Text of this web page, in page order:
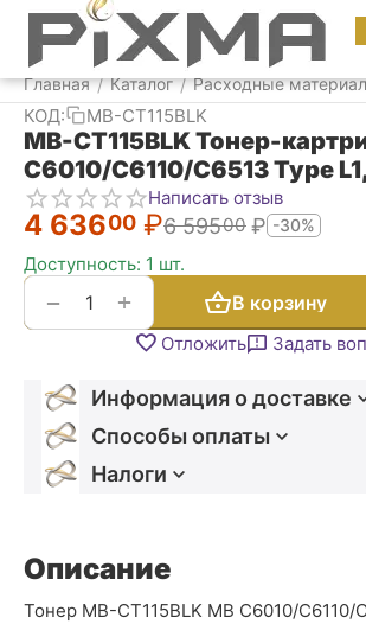
Главная / Каталог / Расходные
КОД: MB-CT115BLK
MB-CT115BLK Тонер-
C6010/C6110/C6513 Type
Написать отзыв
4 63600 ₽6 59500 ₽ -30%
Доступность: 1 шт.
+
− В корзину
Отложить Задать
Информация о доставке
Способы оплаты
Налоги
Описание
Тонер MB-CT115BLK MB C6010/C6110/
Меню Найти Корзина